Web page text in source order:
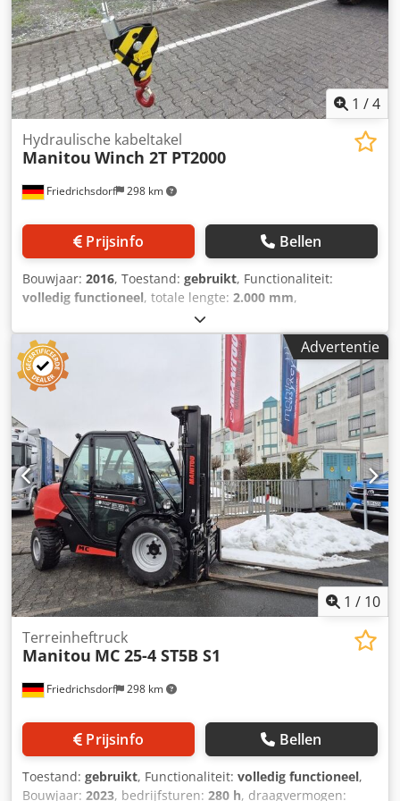
Achterbanden staat: 80 - 100% Batterij Volt: 24V Batterij
Ah: 250Ah Batterij type: PzS Bouwjaar batterij: 2024 Batterij
staat: 80 – 100% Volledige vrije hefhoogte,
1 /4
Friedrichsdorf 298 km
Hydraulische kabeltakel
Manitou Winch 2T PT2000
Prijsinfo Bellen
Bouwjaar: 2016, Toestand: gebruikt, Functionaliteit:
volledig functioneel, totale lengte: 2.000 mm,
, draagvermogen:
Hydraulische lier Staat: Direct inzetbaar en volledig
functioneel Dcjdey S Hanepfx Ak Eok Technische staat:
normaal
Advertentie
1 / 10
Friedrichsdorf 298 km
Terreinheftruck
Manitou MC 25-4 ST5B S1
Prijsinfo Bellen
Toestand: gebruikt, Functionaliteit: volledig functioneel,
Bouwjaar: 2023, bedrijfsturen: 280 h, draagvermogen: